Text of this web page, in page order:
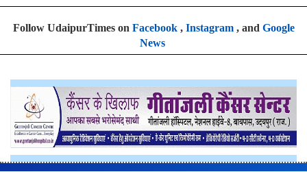
Follow UdaipurTimes on Facebook, Instagram, and Google
News